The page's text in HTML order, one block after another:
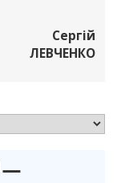
Сергій
ЛЕВЧЕНКО
⚊